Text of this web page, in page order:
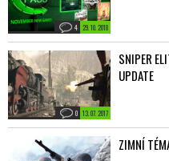
29. 10. 2018
4
13. 07. 2017
0
SNIPER
UPDATE
ZIMNÍ